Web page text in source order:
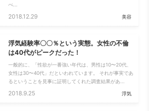
べ...
2018.12.29 美容
浮気経験率〇〇％という実態。女性の不倫
は40代がピークだった！
一般的に、「性欲が一番強い年代は、男性は10〜20代、
女性は30〜40代」だといわれています。 それが事実であ
るということを見事に証明してくれた調査結果があ...
2018.9.25 浮気